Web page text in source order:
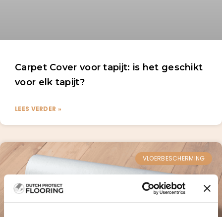
Carpet Cover voor tapijt: is het geschikt
voor elk tapijt?
LEES VERDER »
VLOERBESCHERMING